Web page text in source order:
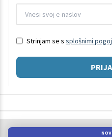
Strinjam se s splošnimi